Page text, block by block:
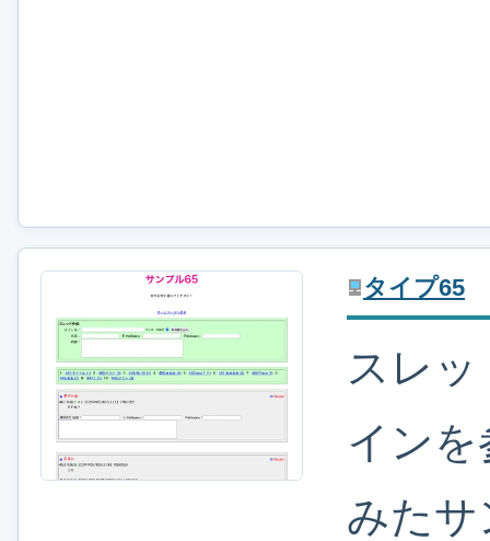
タイプ65
スレ
イン
みたサ